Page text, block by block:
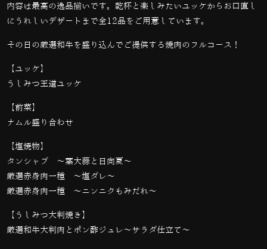
内容は最高の逸品揃いです。乾杯と楽しみたいユッケからお口直し
にうれしいデザートまで全12品をご用意しています。
その日の厳選和牛を盛り込んでご提供する焼肉のフルコース！
【ユッケ】
うしみつ王道ユッケ
【前菜】
ナムル盛り合わせ
【塩焼物】
タンシャブ 〜葉大蒜と日向夏〜
厳選赤身肉一種 〜塩ダレ〜
厳選赤身肉一種 〜ニンニクもみだれ〜
【うしみつ大判焼き】
厳選和牛大判肉とポン酢ジュレ〜サラダ仕立て〜